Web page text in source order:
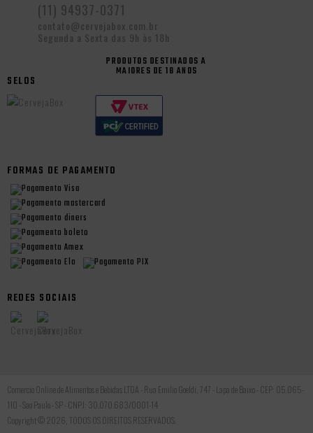
(11) 94937-0371
contato@cervejabox.com.br
Segunda a Sexta das 9h às 18h
PRODUTOS DESTINADOS A
MAIORES DE 18 ANOS
SELOS
FORMAS DE PAGAMENTO
REDES SOCIAIS
Comercio Online de Alimentos e Bebidas LTDA - Rua Emilio Goeldi, 747 - Lapa de Baixo - CEP: 05.065-
110 - Sao Paulo - SP - CNPJ: 30.070.683/0001-14
Copyright © 2026, TODOS OS DIREITOS RESERVADOS.